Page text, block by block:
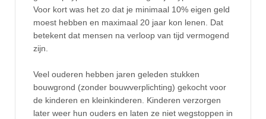
Voor kort was het zo dat je minimaal 10% eigen geld
moest hebben en maximaal 20 jaar kon lenen. Dat
betekent dat mensen na verloop van tijd vermogend
zijn.
Veel ouderen hebben jaren geleden stukken
bouwgrond (zonder bouwverplichting) gekocht voor
de kinderen en kleinkinderen. Kinderen verzorgen
later weer hun ouders en laten ze niet wegstoppen in